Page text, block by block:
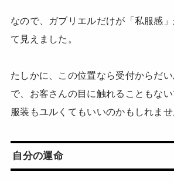
なので、ガブリエルだけが「私服感
て見えました。
たしかに、この位置なら受付からだ
で、お客さんの目に触れることもな
服装もユルくてもいいのかもしれませ
自分の運命